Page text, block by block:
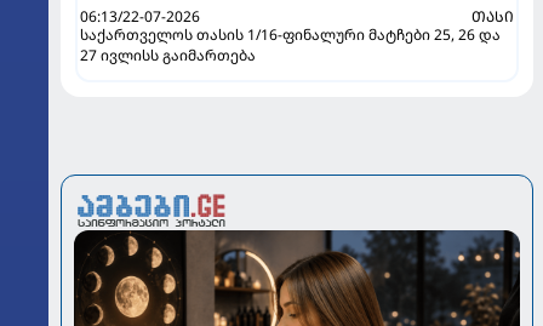
06:13/22-07-2026
ᲗᲐᲡᲘ
საქართველოს თასის 1/16-ფინალური მატჩები 25, 26 და
27 ივლისს გაიმართება